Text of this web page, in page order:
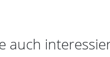
auch